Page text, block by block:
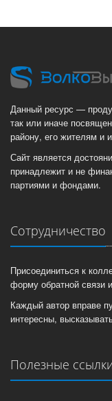
Данный ресурс —
так или иначе
району, его жителям и
Сайт является
принадлежит и не
партиями и фондами.
Сотрудничество
Присоединиться к
форму обратной связи
Каждый автор вправе
интересны,
Полезные